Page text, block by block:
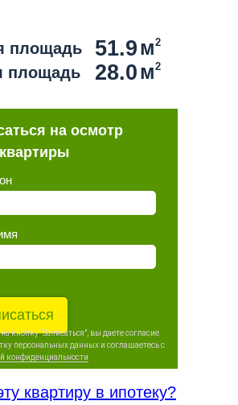
площадь м2
площадь
51.9
28.0м2
кнопку "Записаться", вы даете согласие
персональных данных и соглашаетесь c
конфиденциальности
на осмотр
квартиру в ипотеку?